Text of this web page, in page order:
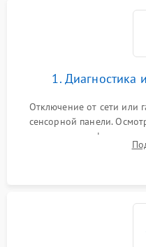
1. Диагностика
Отключение от сети или
сенсорной панели.
проверка конфорок на
клиента о симптомах